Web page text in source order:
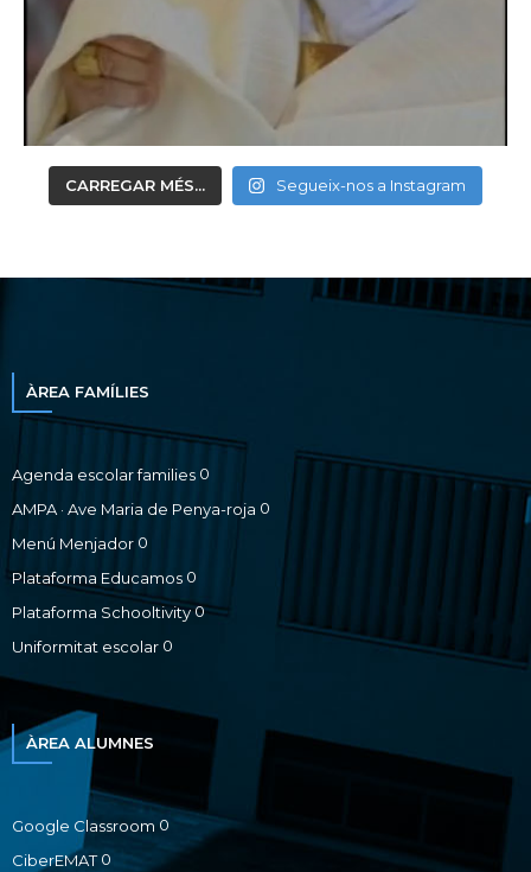
CARREGAR MÉS... Segueix-nos a Instagram
ÀREA FAMÍLIES
Agenda escolar families 0
AMPA · Ave Maria de Penya-roja 0
Menú Menjador 0
Plataforma Educamos 0
Plataforma Schooltivity0
Uniformitat escolar 0
ÀREA ALUMNES
Google Classroom 0
CiberEMAT0